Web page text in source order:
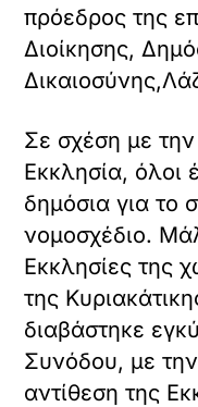
πρόεδρος της
Διοίκησης,
Σε σχέση με
Εκκλησία, όλοι
δημόσια για το
νομοσχέδιο.
Εκκλησίες της
της
διαβάστηκε
Συνόδου, με
αντίθεση της